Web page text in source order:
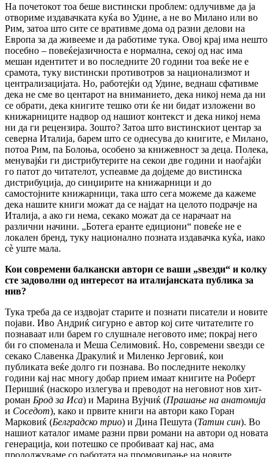
На почетокот тоа беше вистински проблем: одлучивме да ја
отвориме издавачката куќа во Удине, а не во Милано или во
Рим, затоа што сите се вративме дома од разни делови на
Европа за да живееме и да работиме тука. Овој крај има нешто
посебно – повеќејазичноста е нормална, секој од нас има
мешан идентитет и во последните 20 години тоа веќе не е
срамота, туку вистински противотров за национализмот и
централизацијата. Но, работејќи од Удине, веднаш сфативме
дека не сме во центарот на вниманието, дека никој нема да ни
се обрати, дека книгите тешко оти ќе ни бидат изложени во
книжарниците надвор од нашиот контекст и дека никој нема
ни да ги рецензира. Зошто? Затоа што вистинскиот центар за
северна Италија, барем што се однесува до книгите, е Милано,
потоа Рим, па Болоња, особено за книжевност за деца. Полека,
менувајќи ги дистрибутерите на секои две години и наоѓајќи
го патот до читателот, успеавме да дојдеме до вистинска
дистрибуција, до синџирите на книжарници и до
самостојните книжарници, така што сега можеме да кажеме
дека нашите книги можат да се најдат на целото подрачје на
Италија, а ако ги нема, секако можат да се нарачаат на
различни начини. „Ботега еранте едициони“ повеќе не е
локален бренд, туку национално позната издавачка куќа, иако
сè уште мала.
Кои современи балкански автори се ваши „ѕвезди“ и колку
сте задоволни од интересот на италијанската публика за
нив?
Тука треба да се издвојат старите и познати писатели и новите
појави. Иво Андриќ сигурно е автор кој сите читателите го
познаваат или барем го слушнале неговото име; покрај него
би го споменала и Меша Селимовиќ. Но, современи ѕвезди се
секако Славенка Дракулиќ и Миленко Јерговиќ, кои
публиката веќе долго ги познава. Во последните неколку
години кај нас многу добар прием имаат книгите на Роберт
Перишиќ (наскоро излегува и преводот на неговиот нов хит-
роман Брод за Исa) и Марина Вујчиќ (Прашање на анатомија
и Соседот), како и првите книги на автори како Горан
Марковиќ (Белградско трио) и Дина Пешута (Татин син). Во
нашиот каталог имаме разни први романи на автори од новата
генерација, кои потешко се пробиваат кај нас, ама
продолжуваме со работата на промовирање на новите